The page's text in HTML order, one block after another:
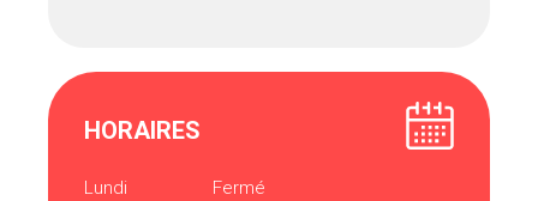
HORAIRES
Lundi
Fermé